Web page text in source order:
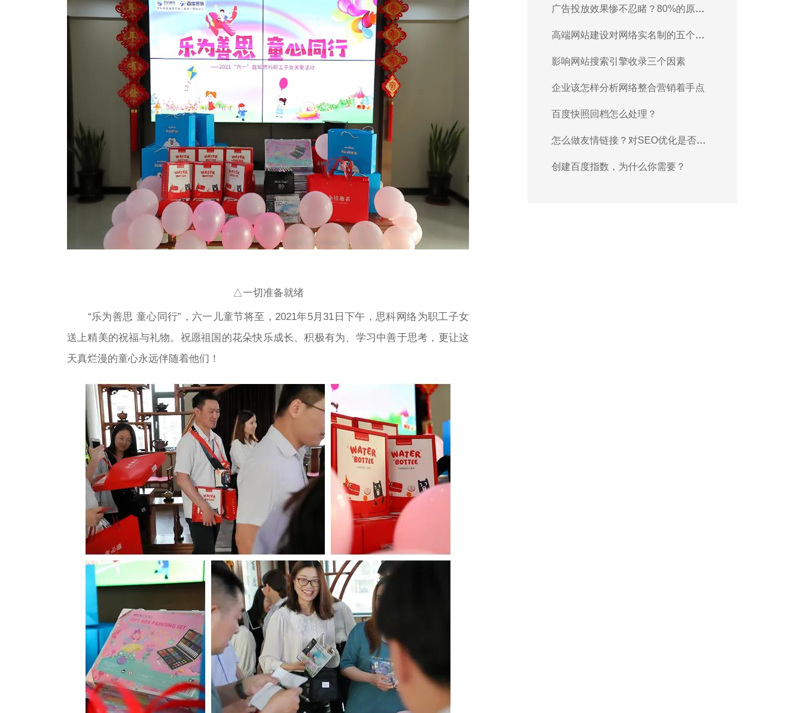
△一切准备就绪
“乐为善思 童心同行”，六一儿童节将至，2021年5月31日下午，思科网络为职工子女
送上精美的祝福与礼物。祝愿祖国的花朵快乐成长、积极有为、学习中善于思考，更让这
天真烂漫的童心永远伴随着他们！
广告投放效果惨不忍睹？80%的原因
高端网站建设对网络实名制的五个基
影响网站搜索引擎收录三个因素
企业该怎样分析网络整合营销着手点
百度快照回档怎么处理？
怎么做友情链接？对SEO优化是否有
创建百度指数，为什么你需要？
您将免费获得
1 全面诊断网站
您将获得专家对您网站的全面诊断服务，我们不同于传统建站公司仅
是提供一些通用的、浅显的建议。
2 找出可能让您错过的增长点
我们将挖掘出有利于转化率提升的指标，还将详细说明您网站可以改
善的确切地方。
3 流量查询与分析
我们通过专业手段，提供您所在行业的流量增长趋势与流量来源分
析。
4 定制方案与报价
获取方案
贵公司的网址是？
您的联系方式是？
回复【数字营销